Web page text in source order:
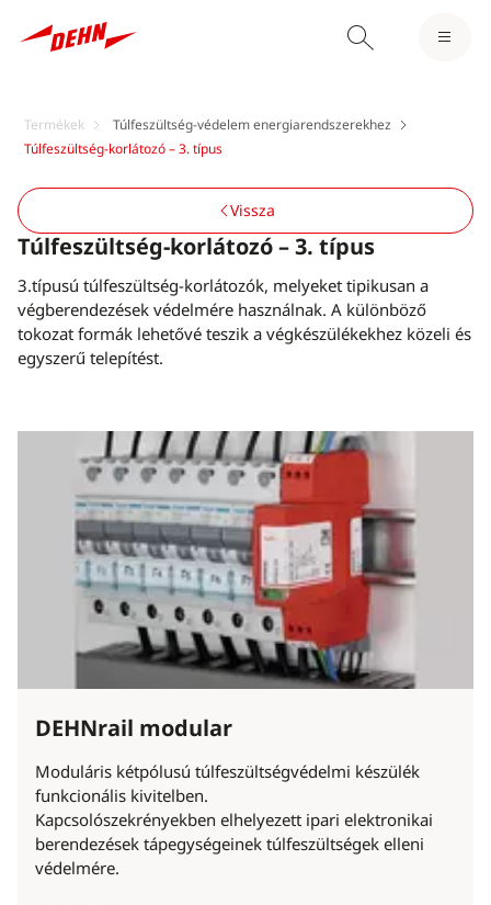
Termékek
Túlfeszültség-védelem energiarendszerekhez
Túlfeszültség-korlátozó – 3. típus
Túlfeszültség-korlátozó – 3. típus
3.típusú túlfeszültség-korlátozók, melyeket tipikusan a
végberendezések védelmére használnak. A különböző
tokozat formák lehetővé teszik a végkészülékekhez közeli és
egyszerű telepítést.
Vissza
DEHNrail modular
Moduláris kétpólusú túlfeszültségvédelmi készülék
funkcionális kivitelben.
Kapcsolószekrényekben elhelyezett ipari elektronikai
berendezések tápegységeinek túlfeszültségek elleni
védelmére.